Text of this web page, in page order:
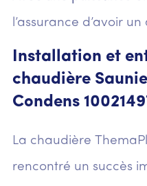
l’assurance d’avoir
Installation et
chaudière
Condens
La chaudière
rencontré un succès